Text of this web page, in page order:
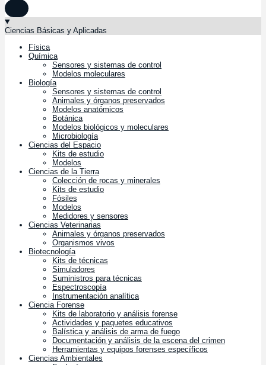
Ciencias Básicas y Aplicadas
Física
Química
Sensores y sistemas de control
Modelos moleculares
Biología
Sensores y sistemas de control
Animales y órganos preservados
Modelos anatómicos
Botánica
Modelos biológicos y moleculares
Microbiología
Ciencias del Espacio
Kits de estudio
Modelos
Ciencias de la Tierra
Colección de rocas y minerales
Kits de estudio
Fósiles
Modelos
Medidores y sensores
Ciencias Veterinarias
Animales y órganos preservados
Organismos vivos
Biotecnología
Kits de técnicas
Simuladores
Suministros para técnicas
Espectroscopía
Instrumentación analítica
Ciencia Forense
Kits de laboratorio y análisis forense
Actividades y paquetes educativos
Balística y análisis de arma de fuego
Documentación y análisis de la escena del crimen
Herramientas y equipos forenses específicos
Ciencias Ambientales